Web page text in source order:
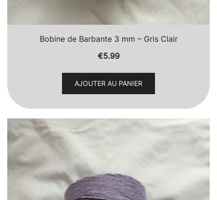
Bobine de Barbante 3 mm – Gris Clair
€5.99
AJOUTER AU PANIER